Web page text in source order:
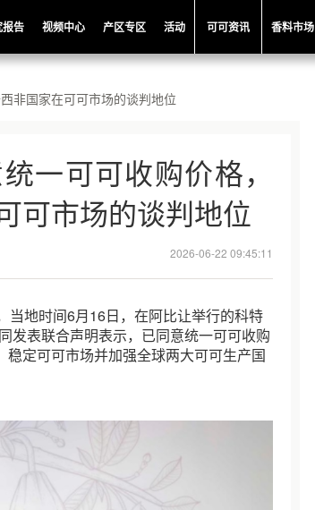
告 视频中心 产区专区 活动 可可资讯 香料市场
非国家在可可市场的谈判地位
一可可收购价格，
可市场的谈判地位
2026-06-22 09:45:11
当地时间6月16日，在阿比让举行的科特
发表联合声明表示，已同意统一可可收购
定可可市场并加强全球两大可可生产国